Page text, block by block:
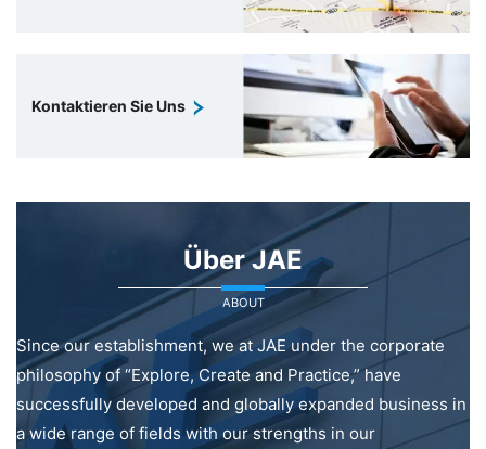
Kontaktieren Sie Uns
Über JAE
ABOUT
Since our establishment, we at JAE under the corporate
philosophy of “Explore, Create and Practice,” have
successfully developed and globally expanded business in
a wide range of fields with our strengths in our